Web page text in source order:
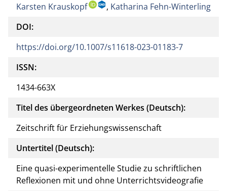
Karsten Krauskopf
, Katharina Fehn-Winterling
DOI:
https://doi.org/10.1007/s11618-023-01183-7
ISSN:
1434-663X
Titel des übergeordneten Werkes (Deutsch):
Zeitschrift für Erziehungswissenschaft
Untertitel (Deutsch):
Eine quasi-experimentelle Studie zu schriftlichen
Reflexionen mit und ohne Unterrichtsvideografie